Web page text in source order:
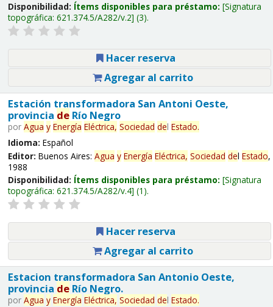
Disponibilidad: Ítems disponibles para préstamo: Signatura
topográfica: 621.374.5/A282/v.2 (3).
Hacer reserva
Agregar al carrito
Estación transformadora San Antoni Oeste,
provincia deRío Negro
por Agua y Energía Eléctrica, Sociedad del Estado.
Idioma: Español
Editor: Buenos Aires: Agua y Energía Eléctrica, Sociedad del Estado,
1988
Disponibilidad: Ítems disponibles para préstamo: Signatura
topográfica: 621.374.5/A282/v.4 (1).
Hacer reserva
Agregar al carrito
Estacion transformadora San Antonio Oeste,
provincia deRío Negro.
por Agua y Energía Eléctrica, Sociedad del Estado.